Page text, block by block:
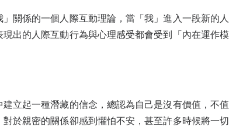
關係的一個人際互動理論，當「我」進入一段新的人
出的人際互動行為與心理感受都會受到「內在運作模
立起一種潛藏的信念，總認為自己是沒有價值，不值
於親密的關係卻感到懼怕不安，甚至許多時候將一切